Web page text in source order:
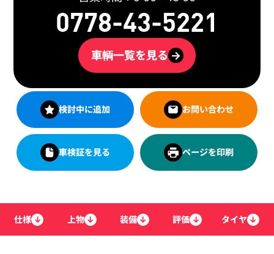
0778-43-5221
車輌一覧を見る →
検討中に追加 お問い合わせ
車検証を見る ページを印刷
仕様 ↓ 上物 ↓ 装備 ↓ 評価 ↓ タイヤ ↓